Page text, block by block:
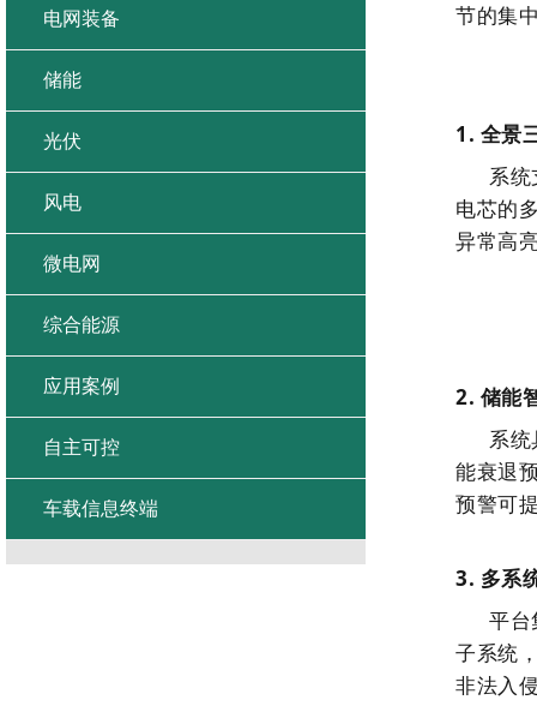
节的集
1. 全景
系
电芯的
异常高
2. 储能
系
能衰退
预警可
3. 多系
平台
子系统
非法入
电网装备
储能
光伏
风电
微电网
综合能源
应用案例
自主可控
车载信息终端